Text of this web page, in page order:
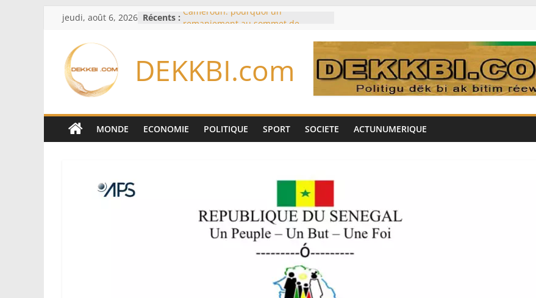
Passer
contenu
jeudi, août 6, 2026 Récents : Cameroun: pourquoi un
l’armée alors que Paul Biya est hors
Meta se lance sur le marché des
logiciels écrits par l’IA, dominé par
records dans l’espoir d’un accord
Disney s’associe à TikTok pour tirer
davantage profit de ses univers
DEKKBI.com
MONDE ECONOMIE POLITIQUE SPORT SOCIETE ACTUNUMERIQUE